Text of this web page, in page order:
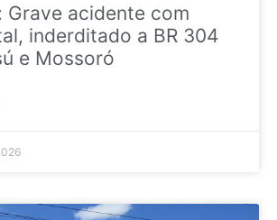
Grave acidente com
inderditado a BR 304
e Mossoró